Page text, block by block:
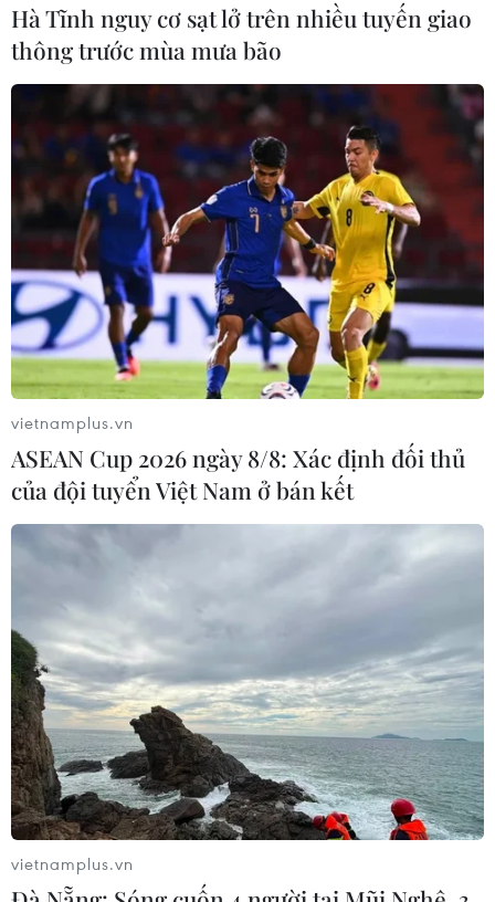
Hà Tĩnh nguy cơ sạt lở trên nhiều tuyến giao
thông trước mùa mưa bão
vietnamplus.vn
ASEAN Cup 2026 ngày 8/8: Xác định đối thủ
của đội tuyển Việt Nam ở bán kết
vietnamplus.vn